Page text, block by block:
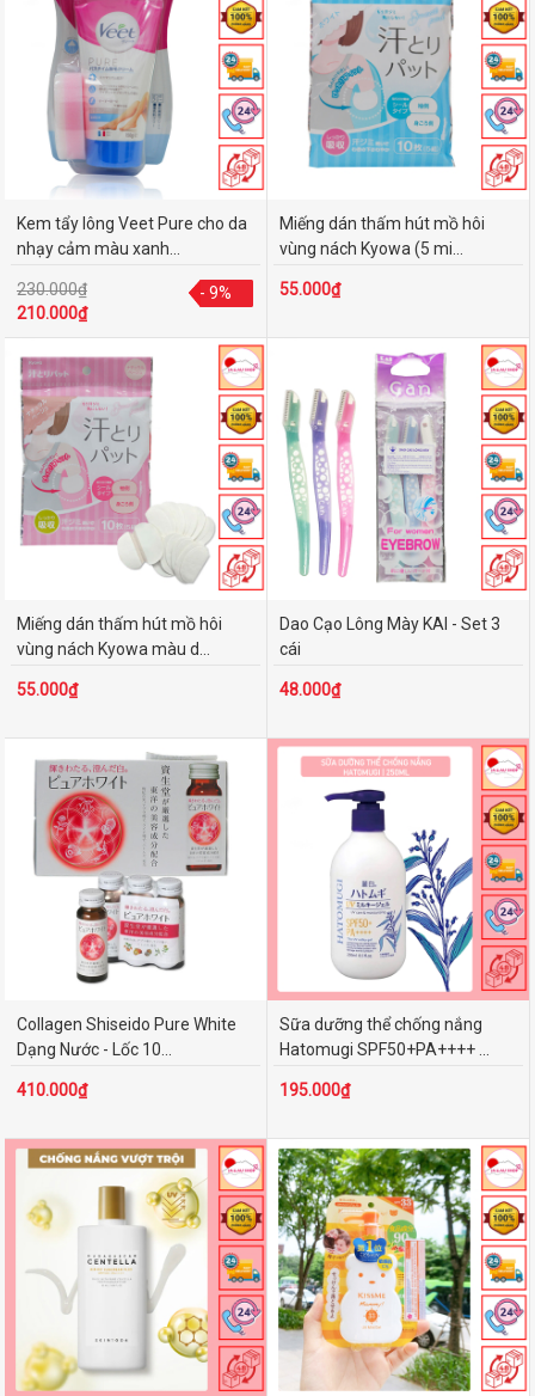
- 9%
Kem tẩy lông Veet Pure cho da
nhạy cảm màu xanh...
230.000₫
210.000₫
- 9%
Miếng dán thấm hút mồ hôi
vùng nách Kyowa (5 mi...
55.000₫
Miếng dán thấm hút mồ hôi
vùng nách Kyowa màu d...
55.000₫
Dao Cạo Lông Mày KAI - Set 3
cái
48.000₫
Collagen Shiseido Pure White
Dạng Nước - Lốc 10...
410.000₫
Sữa dưỡng thể chống nắng
Hatomugi SPF50+PA++++ ...
195.000₫